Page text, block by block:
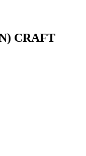
CRAFT